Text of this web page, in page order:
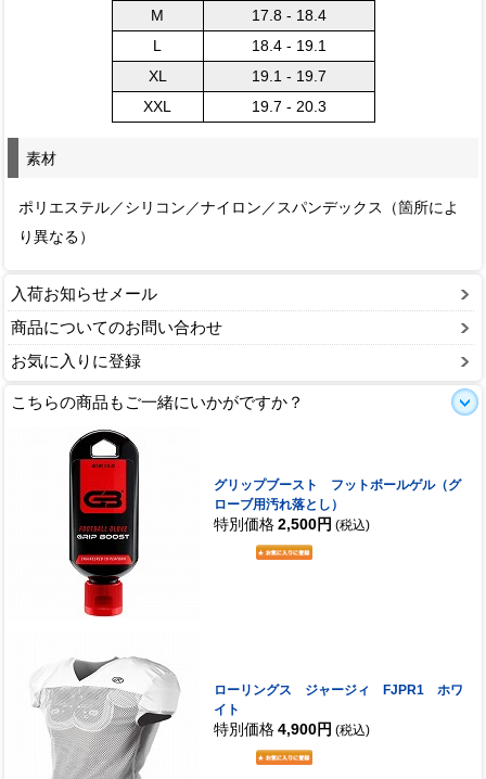
M
17.8 - 18.4
L
18.4 - 19.1
XL
19.1 - 19.7
XXL
19.7 - 20.3
素材
ポリエステル／シリコン／ナイロン／スパンデックス（箇所によ
り異なる）
入荷お知らせメール
商品についてのお問い合わせ
お気に入りに登録
こちらの商品もご一緒にいかがですか？
グリップブースト フットボールゲル（グ
ローブ用汚れ落とし）
特別価格 2,500円 (税込)
ローリングス ジャージィ FJPR1 ホワ
イト
特別価格 4,900円 (税込)